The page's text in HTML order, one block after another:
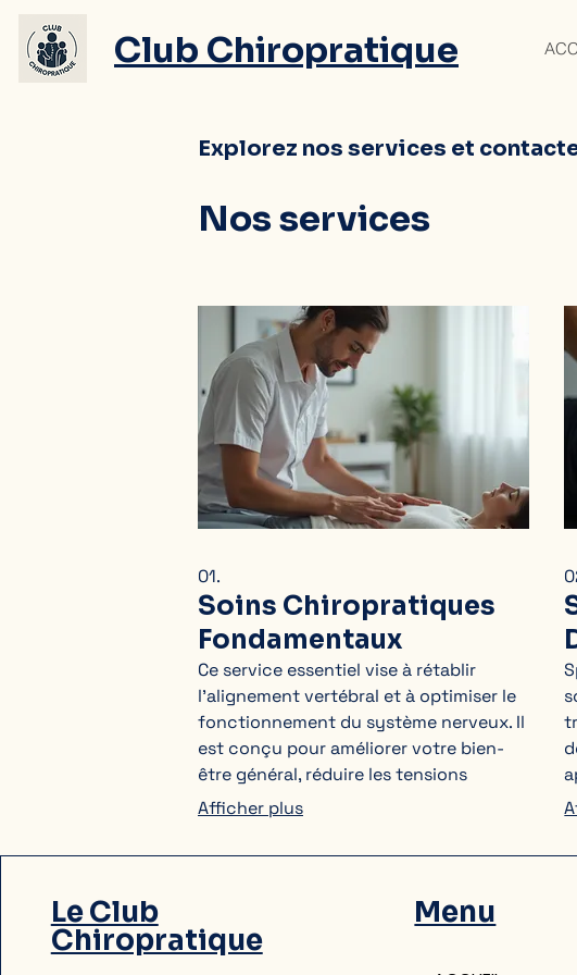
Club Chiropratique
Explorez nos services et
Nos services
01.
Soins Chiropratiques
Fondamentaux
Ce service essentiel vise à rétablir
l'alignement vertébral et à optimiser le
fonctionnement du système nerveux. Il
est conçu pour améliorer votre bien-
être général, réduire les tensions
musculaires et favoriser une meilleure
posture. Profitez d'une approche
professionnelle pour une santé accrue
Afficher plus
Le Club
Chiropratique
Menu